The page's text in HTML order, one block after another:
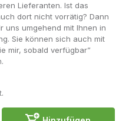
Lieferanten. Ist das
dort nicht vorrätig? Dann
uns umgehend mit Ihnen in
Sie können sich auch mit
mir, sobald verfügbar”